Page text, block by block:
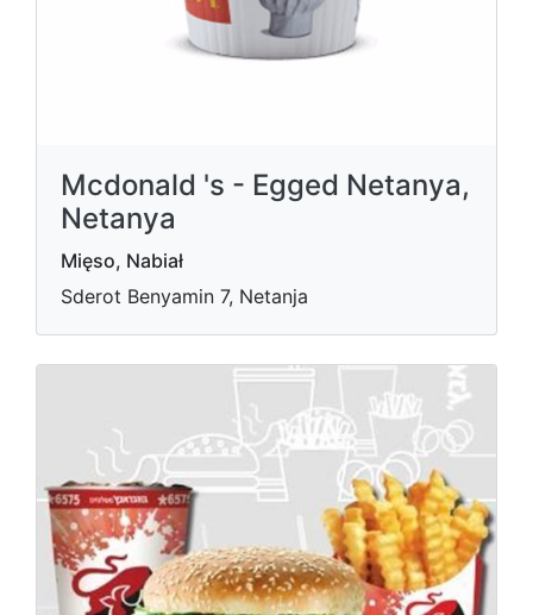
Mcdonald 's - Egged Netanya,
Netanya
Mięso, Nabiał
Sderot Benyamin 7, Netanja